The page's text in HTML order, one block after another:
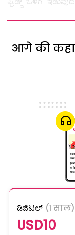
आगे की
ಡಿಜಿಟಲ್ (1 साल)
USD10